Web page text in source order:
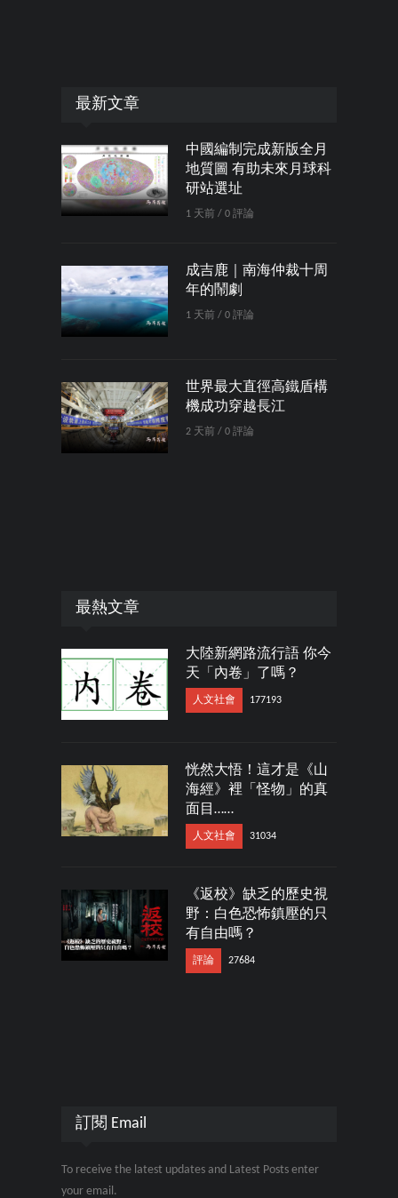
最新文章
中國編制完成新版全月
地質圖 有助未來月球科
研站選址
1 天前 / 0 評論
成吉鹿｜南海仲裁十周
年的鬧劇
1 天前 / 0 評論
世界最大直徑高鐵盾構
機成功穿越長江
2 天前 / 0 評論
最熱文章
大陸新網路流行語 你今
天「內卷」了嗎？
人文社會 177193
恍然大悟！這才是《山
海經》裡「怪物」的真
面目……
人文社會 31034
《返校》缺乏的歷史視
野：白色恐怖鎮壓的只
有自由嗎？
評論 27684
訂閱 Email
To receive the latest updates and Latest Posts enter
your email.